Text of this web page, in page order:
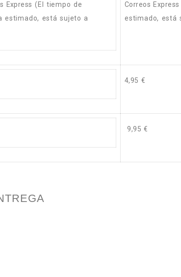
Express (El tiempo de
estimado, está sujeto a
Correos Express
estimado, está
4,95 €
9,95 €